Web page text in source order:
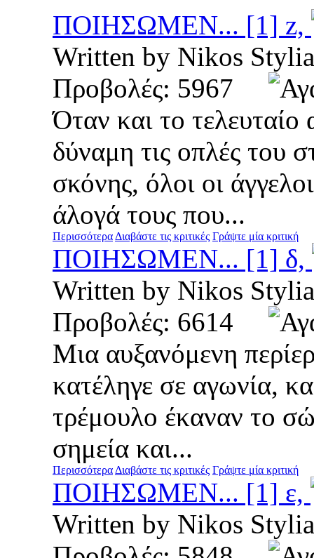
ΠΟΙΗΣΩΜΕΝ... [1] z,
Written by Nikos
Προβολές: 5967
Όταν και το τελευταίο
δύναμη τις οπλές του
σκόνης, όλοι οι
άλογά τους που...
ΠερισσότεραΔιαβάστε τις κριτικές Γράψτε μία κριτική
ΠΟΙΗΣΩΜΕΝ... [1] δ,
Written by Nikos
Προβολές: 6614
Μια αυξανόμενη
κατέληγε σε αγωνία,
τρέμουλο έκαναν το
σημεία και...
ΠερισσότεραΔιαβάστε τις κριτικές Γράψτε μία κριτική
ΠΟΙΗΣΩΜΕΝ... [1] ε,
Written by Nikos